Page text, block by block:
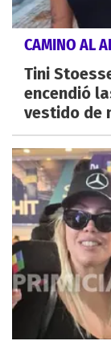
CAMINO AL
Tini
encendió
vestido de